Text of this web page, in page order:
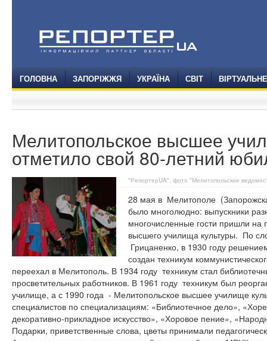
ГОЛОВНА ЗАПОРІЖЖЯ УКРАЇНА СВІТ
Мелитопольское высшее
отметило свой 80-летний
"РепортерUA", фото "Мелитопольские
28 мая в Мелитополе
было многолюдно: выпускники
многочисленные гости пришли на
высшего училища культуры. По
Грицаненко, в 1930 году
создан техникум
переехал в Мелитополь. В 1934 году техникум стал
просветительных работников. В 1961 году техникум был
училище, а с 1990 года - Мелитопольское высшее училище
специалистов по специализациям: «Библиотечное дело»,
декоративно-прикладное искусство», «Хоровое пение»,
Подарки, приветственные слова, цветы принимали